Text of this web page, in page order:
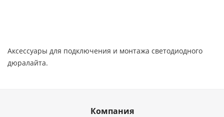
Аксессуары для подключения и монтажа светодиодного
дюралайта.
Компания